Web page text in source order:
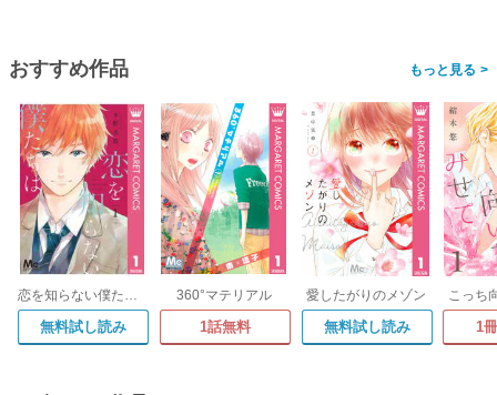
おすすめ作品 >
恋を知らない僕たちは
無料試し読み
360°マテリアル
1話無料
愛したがりのメゾン
無料試し読み
こっち
1